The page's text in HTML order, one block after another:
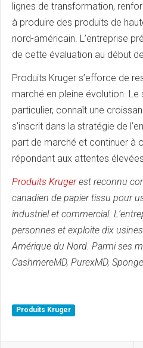
lignes de transformation,
à produire des produits de
nord-américain. L’entreprise
de cette évaluation au début
Produits Kruger s’efforce de
marché en pleine évolution.
particulier, connaît une
s’inscrit dans la stratégie de
part de marché et continuer à
répondant aux attentes
Produits Krugerest reconnu
canadien de papier tissu pour
industriel et commercial.
personnes et exploite dix
Amérique du Nord. Parmi ses
CashmereMD, PurexMD,
Produits Kruger